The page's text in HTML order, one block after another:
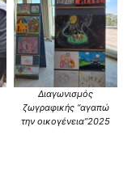
Διαγωνισμός
ζωγραφικής “αγαπώ
την οικογένεια”2025